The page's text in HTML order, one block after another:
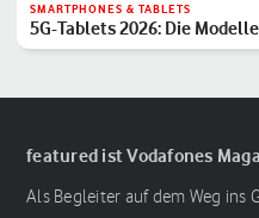
SMARTPHONES & TABLETS
5G-Tablets 2026: Die
Überblick
featured ist Vodafones
Als Begleiter auf dem Weg ins